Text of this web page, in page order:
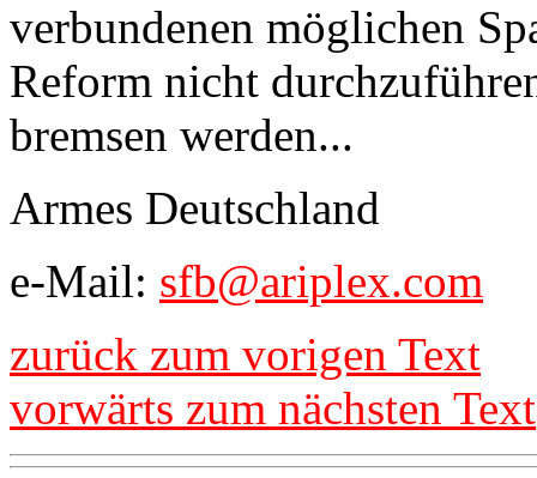
verbundenen möglichen
Reform nicht
bremsen werden...
Armes Deutschland
e-Mail: sfb@ariplex.com
zurück zum vorigen Text
vorwärts zum nächsten Text